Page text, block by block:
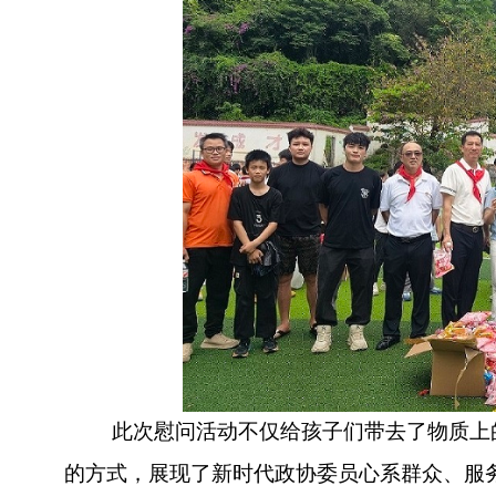
此次慰问活动不仅给孩子们带去了物质
的方式，展现了新时代政协委员心系群众、